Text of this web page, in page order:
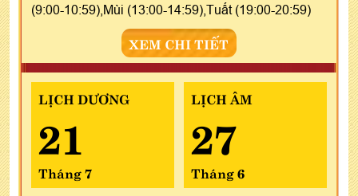
(9:00-10:59),Mùi (13:00-14:59),Tuất (19:00-20:59)
XEM CHI TIẾT
LỊCH DƯƠNG
21
Tháng 7
LỊCH ÂM
27
Tháng 6